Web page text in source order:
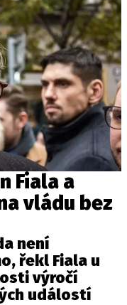
Fiala a
vládu bez
není
řekl Fiala u
výročí
událostí